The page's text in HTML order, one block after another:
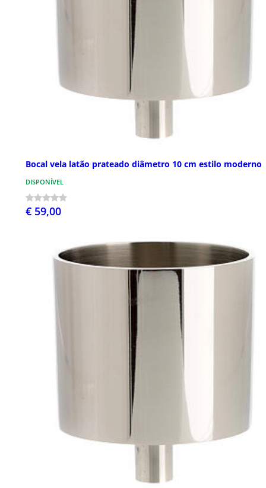
Bocal vela latão prateado diâmetro 10 cm estilo moderno
DISPONÍVEL
€ 59,00